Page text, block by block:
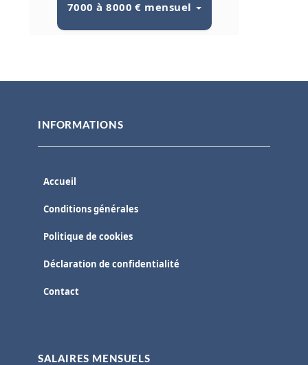
7000 à 8000 € mensuel
INFORMATIONS
Accueil
Conditions générales
Politique de cookies
Déclaration de confidentialité
Contact
SALAIRES MENSUELS